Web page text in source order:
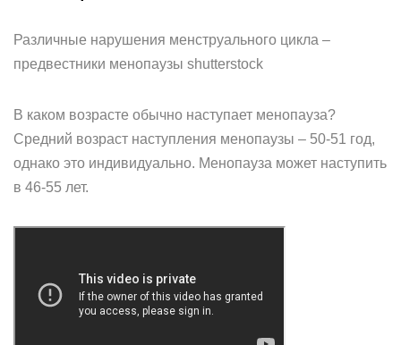
Различные нарушения менструального цикла –
предвестники менопаузы shutterstock
В каком возрасте обычно наступает менопауза?
Средний возраст наступления менопаузы – 50-51 год,
однако это индивидуально. Менопауза может наступить
в 46-55 лет.